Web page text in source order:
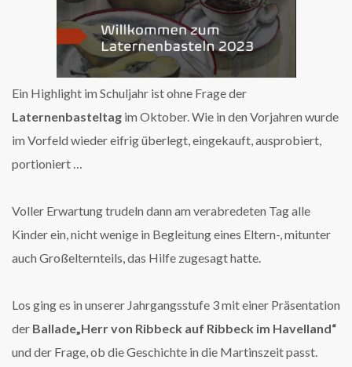
Ein Highlight im Schuljahr ist ohne Frage der
Laternenbasteltag im Oktober. Wie in den Vorjahren wurde
im Vorfeld wieder eifrig überlegt, eingekauft, ausprobiert,
portioniert …
Voller Erwartung trudeln dann am verabredeten Tag alle
Kinder ein, nicht wenige in Begleitung eines Eltern-, mitunter
auch Großelternteils, das Hilfe zugesagt hatte.
Los ging es in unserer Jahrgangsstufe 3 mit einer Präsentation
der Ballade„Herr von Ribbeck auf Ribbeck im Havelland“
und der Frage, ob die Geschichte in die Martinszeit passt.